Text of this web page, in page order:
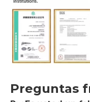
Preguntas